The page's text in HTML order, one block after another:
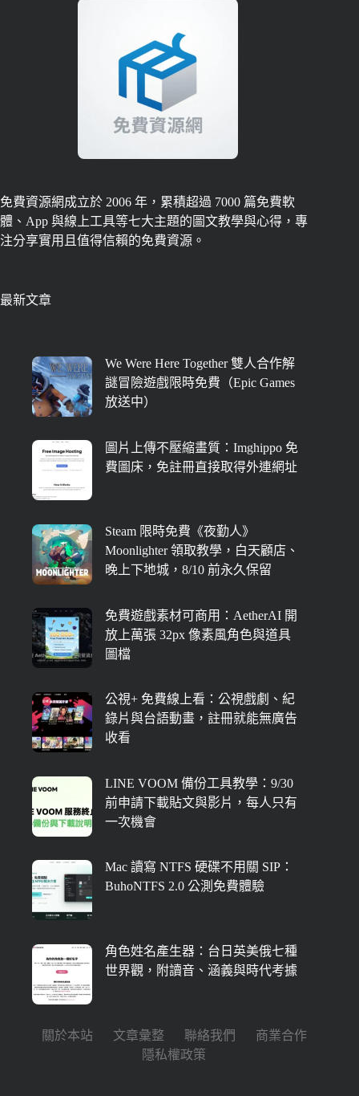
免費資源網成立於 2006 年，累積超過 7000 篇免費軟
體、App 與線上工具等七大主題的圖文教學與心得，專
注分享實用且值得信賴的免費資源。
最新文章
We Were Here Together 雙人合作解
謎冒險遊戲限時免費（Epic Games
放送中）
圖片上傳不壓縮畫質：Imghippo 免
費圖床，免註冊直接取得外連網址
Steam 限時免費《夜勤人》
Moonlighter 領取教學，白天顧店、
晚上下地城，8/10 前永久保留
免費遊戲素材可商用：AetherAI 開
放上萬張 32px 像素風角色與道具
圖檔
公視+ 免費線上看：公視戲劇、紀
錄片與台語動畫，註冊就能無廣告
收看
LINE VOOM 備份工具教學：9/30
前申請下載貼文與影片，每人只有
一次機會
Mac 讀寫 NTFS 硬碟不用關 SIP：
BuhoNTFS 2.0 公測免費體驗
角色姓名產生器：台日英美俄七種
世界觀，附讀音、涵義與時代考據
關於本站 文章彙整 聯絡我們
商業合作
隱私權政策